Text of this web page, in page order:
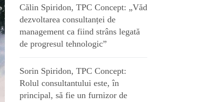
Călin Spiridon, TPC Concept: „Văd
dezvoltarea consultanței de
management ca fiind strâns legată
de progresul tehnologic”
Sorin Spiridon, TPC Concept:
Rolul consultantului este, în
principal, să fie un furnizor de